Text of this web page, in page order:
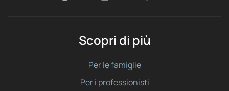
Scopri di più
Per le famiglie
Per i professionisti